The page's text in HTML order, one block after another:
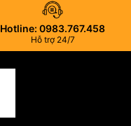
Hotline: 0983.767.458
Hỗ trợ 24/7